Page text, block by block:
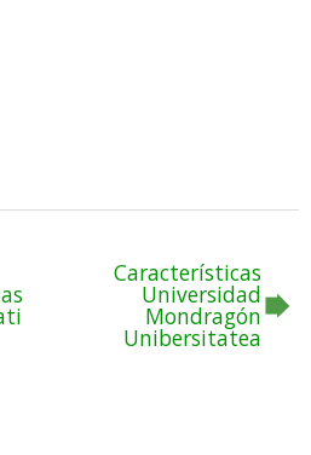
Características
Universidad
Mondragón
Unibersitatea